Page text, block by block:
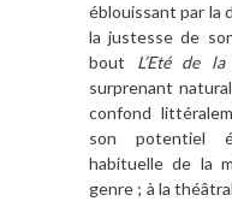
éblouissant par la
la justesse de
bout L’Eté de
surprenant
confond
son potentiel
habituelle de la
genre ; à la